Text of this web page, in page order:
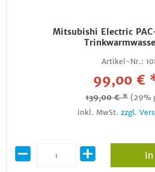
Mitsubishi Electric
Artikel-Nr.:
99,00 €
139,00 € * (29%
inkl. MwSt. zzgl.